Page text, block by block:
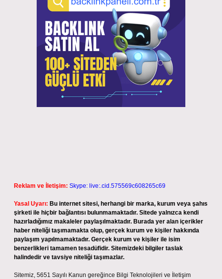
Reklam ve İletişim: Skype: live:.cid.575569c608265c69
Yasal Uyarı: Bu internet sitesi, herhangi bir marka, kurum veya şahıs
şirketi ile hiçbir bağlantısı bulunmamaktadır. Sitede yalnızca kendi
hazırladığımız makaleler paylaşılmaktadır. Burada yer alan içerikler
haber niteliği taşımamakta olup, gerçek kurum ve kişiler hakkında
paylaşım yapılmamaktadır. Gerçek kurum ve kişiler ile isim
benzerlikleri tamamen tesadüfidir. Sitemizdeki bilgiler taslak
halindedir ve tavsiye niteliği taşımazlar.
Sitemiz, 5651 Sayılı Kanun gereğince Bilgi Teknolojileri ve İletişim